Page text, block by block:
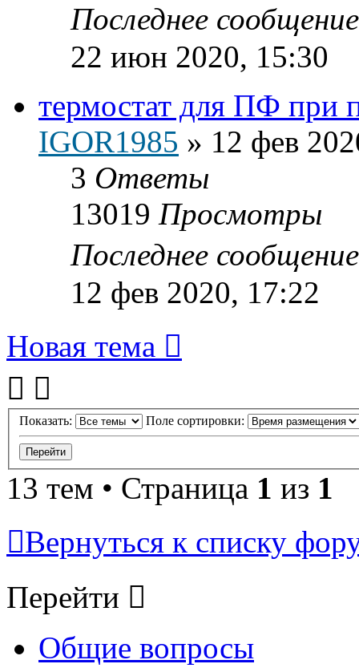
Последнее
22 июн 2020, 15:30
термостат для ПФ при
IGOR1985 » 12 фев
3 Ответы
13019 Просмотры
Последнее
12 фев 2020, 17:22
Новая тема
Показать: Поле сортировки:
13 тем • Страница 1 из 1
Вернуться к списку
Перейти
Общие вопросы